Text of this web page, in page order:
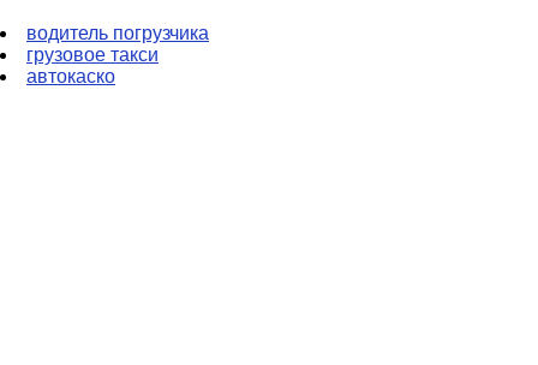
водитель погрузчика
грузовое такси
автокаско